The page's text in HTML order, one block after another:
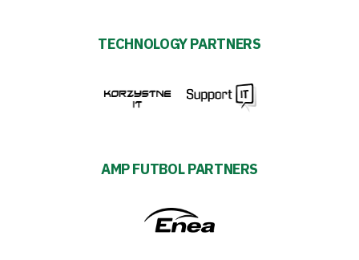
TECHNOLOGY PARTNERS
AMP FUTBOL PARTNERS